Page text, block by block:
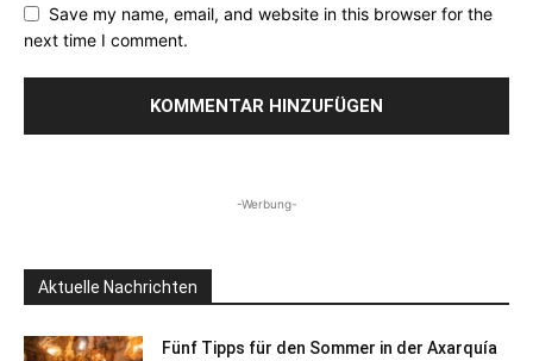
Save my name, email, and website in this browser for the
next time I comment.
-Werbung-
Aktuelle Nachrichten
Fünf Tipps für den Sommer in der Axarquía